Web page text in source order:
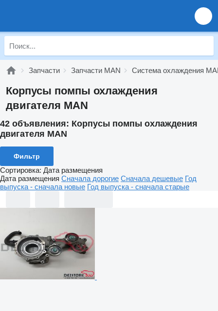
Запчасти Запчасти MAN Система охлаждения
Корпусы помпы охлаждения
двигателя MAN
42 объявления: Корпусы помпы охлаждения
двигателя MAN
Фильтр
Сортировка: Дата размещения
Дата размещения Сначала дорогие Сначала дешевые Год
выпуска - сначала новые Год выпуска - сначала старые